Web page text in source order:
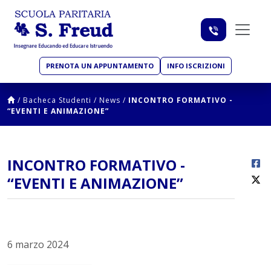
PRENOTA UN APPUNTAMENTO INFO ISCRIZIONI
/ Bacheca Studenti / News / INCONTRO FORMATIVO -
“EVENTI E ANIMAZIONE”
INCONTRO FORMATIVO -
“EVENTI E ANIMAZIONE”
6 marzo 2024